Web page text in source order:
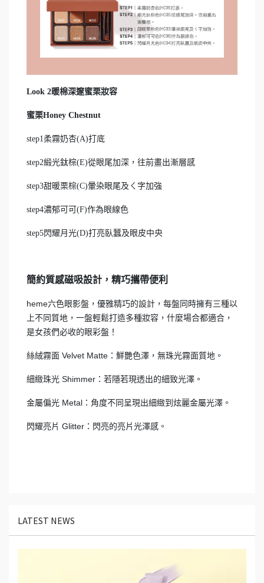
Look 2暖棉深邃蜜栗妝容
蜜栗Honey Chestnut
step1柔霧奶杏(A)打底
step2緞光鈦棕(E)從眼尾加深，往前畫出漸層感
step3甜暖栗棕(C)暈染眼尾及ㄑ字加強
step4濃郁可可(F)作為眼線色
step5閃耀月光(D)打亮臥蠶及眼皮中央
簡約質感磁吸設計，精巧攜帶便利
heme六色眼影盤，優雅精巧的設計，每盤同時擁有三種以
上不同質地，一盤輕鬆打造多種妝容，什麼場合都適合，
是女孩們必收的眼彩盤！
絲絨霧面 Velvet Matte：鮮艷色澤，無珠光霧面質地。
細緻珠光 Shimmer：若隱若現透出的細致光澤。
金屬偏光 Metal：角度不同呈現出細緻到炫麗金屬光澤。
閃耀亮片 Glitter：閃亮的亮片光澤感。
LATEST NEWS